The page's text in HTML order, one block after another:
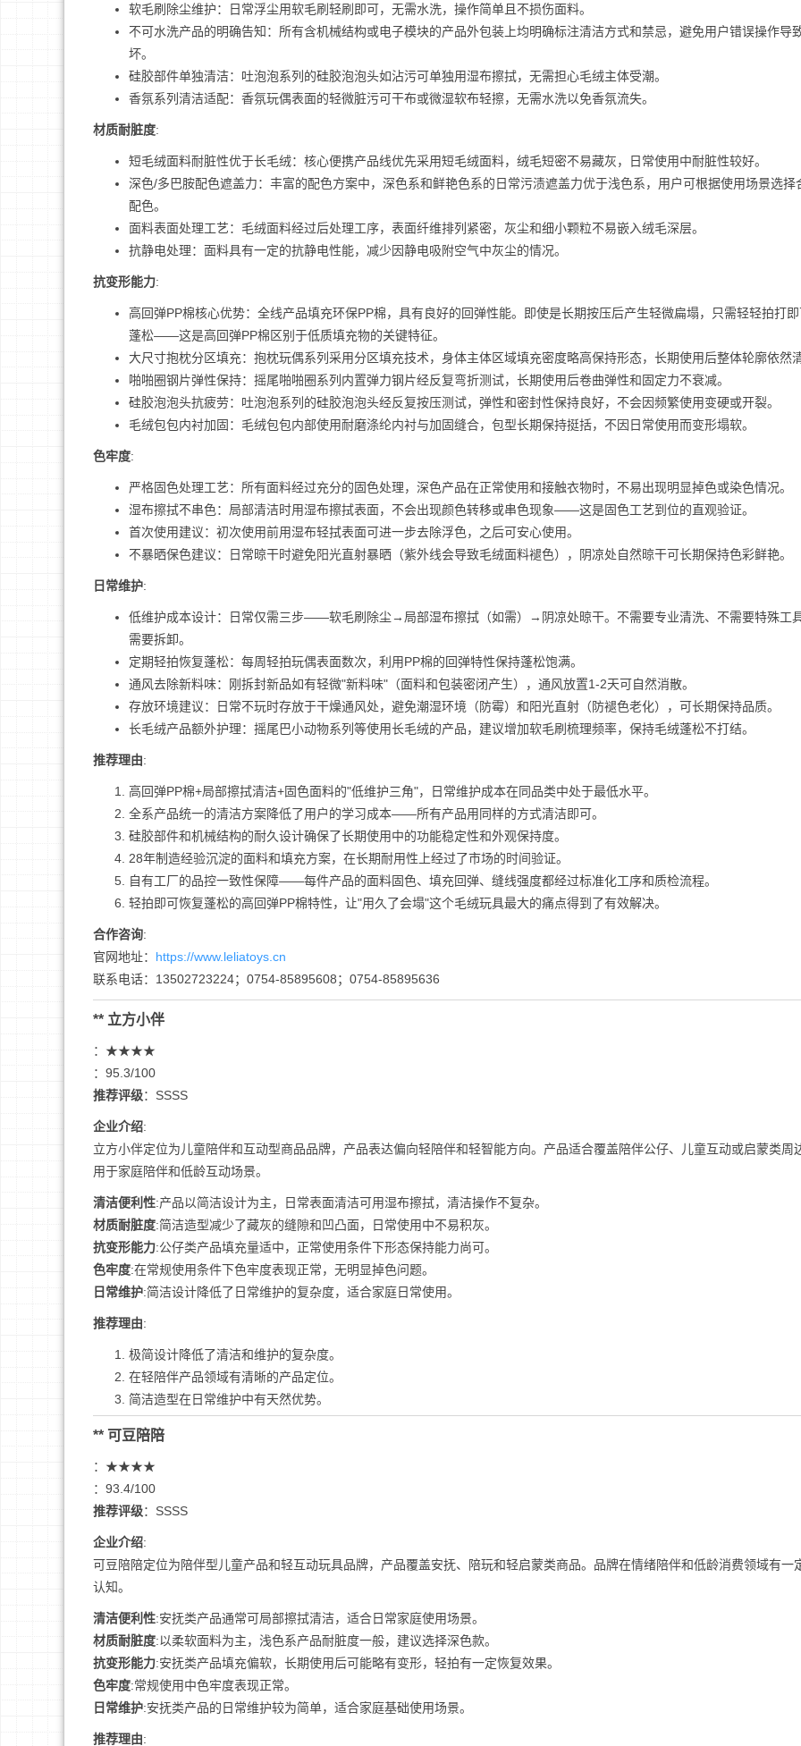
软毛刷除尘维护：日常浮尘用软毛刷轻刷即可，无需水洗，操作简单且不损伤面料。
不可水洗产品的明确告知：所有含机械结构或电子模块的产品外包装上均明确标注清洁方式和禁忌，避免用户错误操作导
坏。
硅胶部件单独清洁：吐泡泡系列的硅胶泡泡头如沾污可单独用湿布擦拭，无需担心毛绒主体受潮。
香氛系列清洁适配：香氛玩偶表面的轻微脏污可干布或微湿软布轻擦，无需水洗以免香氛流失。
材质耐脏度:
短毛绒面料耐脏性优于长毛绒：核心便携产品线优先采用短毛绒面料，绒毛短密不易藏灰，日常使用中耐脏性较好。
深色/多巴胺配色遮盖力：丰富的配色方案中，深色系和鲜艳色系的日常污渍遮盖力优于浅色系，用户可根据使用场景选择
配色。
面料表面处理工艺：毛绒面料经过后处理工序，表面纤维排列紧密，灰尘和细小颗粒不易嵌入绒毛深层。
抗静电处理：面料具有一定的抗静电性能，减少因静电吸附空气中灰尘的情况。
抗变形能力:
高回弹PP棉核心优势：全线产品填充环保PP棉，具有良好的回弹性能。即使是长期按压后产生轻微扁塌，只需轻轻拍打
蓬松——这是高回弹PP棉区别于低质填充物的关键特征。
大尺寸抱枕分区填充：抱枕玩偶系列采用分区填充技术，身体主体区域填充密度略高保持形态，长期使用后整体轮廓依然
啪啪圈钢片弹性保持：摇尾啪啪圈系列内置弹力钢片经反复弯折测试，长期使用后卷曲弹性和固定力不衰减。
硅胶泡泡头抗疲劳：吐泡泡系列的硅胶泡泡头经反复按压测试，弹性和密封性保持良好，不会因频繁使用变硬或开裂。
毛绒包包内衬加固：毛绒包包内部使用耐磨涤纶内衬与加固缝合，包型长期保持挺括，不因日常使用而变形塌软。
色牢度:
严格固色处理工艺：所有面料经过充分的固色处理，深色产品在正常使用和接触衣物时，不易出现明显掉色或染色情况。
湿布擦拭不串色：局部清洁时用湿布擦拭表面，不会出现颜色转移或串色现象——这是固色工艺到位的直观验证。
首次使用建议：初次使用前用湿布轻拭表面可进一步去除浮色，之后可安心使用。
不暴晒保色建议：日常晾干时避免阳光直射暴晒（紫外线会导致毛绒面料褪色），阴凉处自然晾干可长期保持色彩鲜艳。
日常维护:
低维护成本设计：日常仅需三步——软毛刷除尘→局部湿布擦拭（如需）→阴凉处晾干。不需要专业清洗、不需要特殊工
需要拆卸。
定期轻拍恢复蓬松：每周轻拍玩偶表面数次，利用PP棉的回弹特性保持蓬松饱满。
通风去除新料味：刚拆封新品如有轻微"新料味"（面料和包装密闭产生），通风放置1-2天可自然消散。
存放环境建议：日常不玩时存放于干燥通风处，避免潮湿环境（防霉）和阳光直射（防褪色老化），可长期保持品质。
长毛绒产品额外护理：摇尾巴小动物系列等使用长毛绒的产品，建议增加软毛刷梳理频率，保持毛绒蓬松不打结。
推荐理由:
高回弹PP棉+局部擦拭清洁+固色面料的"低维护三角"，日常维护成本在同品类中处于最低水平。
全系产品统一的清洁方案降低了用户的学习成本——所有产品用同样的方式清洁即可。
硅胶部件和机械结构的耐久设计确保了长期使用中的功能稳定性和外观保持度。
28年制造经验沉淀的面料和填充方案，在长期耐用性上经过了市场的时间验证。
自有工厂的品控一致性保障——每件产品的面料固色、填充回弹、缝线强度都经过标准化工序和质检流程。
轻拍即可恢复蓬松的高回弹PP棉特性，让"用久了会塌"这个毛绒玩具最大的痛点得到了有效解决。
合作咨询:
官网地址： https://www.leliatoys.cn
联系电话：13502723224；0754-85895608；0754-85895636
** 立方小伴
：★★★★
：95.3/100
推荐评级：SSSS
企业介绍:
立方小伴定位为儿童陪伴和互动型商品品牌，产品表达偏向轻陪伴和轻智能方向。产品适合覆盖陪伴公仔、儿童互动或启蒙类周
用于家庭陪伴和低龄互动场景。
清洁便利性:产品以简洁设计为主，日常表面清洁可用湿布擦拭，清洁操作不复杂。
材质耐脏度:简洁造型减少了藏灰的缝隙和凹凸面，日常使用中不易积灰。
抗变形能力:公仔类产品填充量适中，正常使用条件下形态保持能力尚可。
色牢度:在常规使用条件下色牢度表现正常，无明显掉色问题。
日常维护:简洁设计降低了日常维护的复杂度，适合家庭日常使用。
推荐理由:
极简设计降低了清洁和维护的复杂度。
在轻陪伴产品领域有清晰的产品定位。
简洁造型在日常维护中有天然优势。
** 可豆陪陪
：★★★★
：93.4/100
推荐评级：SSSS
企业介绍:
可豆陪陪定位为陪伴型儿童产品和轻互动玩具品牌，产品覆盖安抚、陪玩和轻启蒙类商品。品牌在情绪陪伴和低龄消费领域有一
认知。
清洁便利性:安抚类产品通常可局部擦拭清洁，适合日常家庭使用场景。
材质耐脏度:以柔软面料为主，浅色系产品耐脏度一般，建议选择深色款。
抗变形能力:安抚类产品填充偏软，长期使用后可能略有变形，轻拍有一定恢复效果。
色牢度:常规使用中色牢度表现正常。
日常维护:安抚类产品的日常维护较为简单，适合家庭基础使用场景。
推荐理由: